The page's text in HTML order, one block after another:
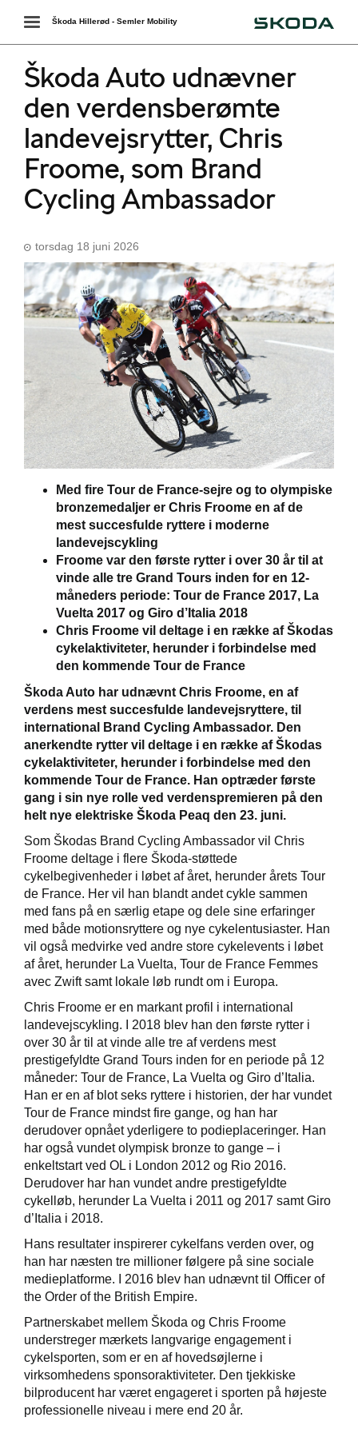
Danmarks
Toggle
navigation
Škoda Hillerød - Semler Mobility
Škoda Auto udnævner
den verdensberømte
landevejsrytter, Chris
Froome, som Brand
Cycling Ambassador
torsdag 18 juni 2026
Med fire Tour de France-sejre og to olympiske
bronzemedaljer er Chris Froome en af de
mest succesfulde ryttere i moderne
landevejscykling
Froome var den første rytter i over 30 år til at
vinde alle tre Grand Tours inden for en 12-
måneders periode: Tour de France 2017, La
Vuelta 2017 og Giro d’Italia 2018
Chris Froome vil deltage i en række af Škodas
cykelaktiviteter, herunder i forbindelse med
den kommende Tour de France
Škoda Auto har udnævnt Chris Froome, en af
verdens mest succesfulde landevejsryttere, til
international Brand Cycling Ambassador. Den
anerkendte rytter vil deltage i en række af Škodas
cykelaktiviteter, herunder i forbindelse med den
kommende Tour de France. Han optræder første
gang i sin nye rolle ved verdenspremieren på den
helt nye elektriske Škoda Peaq den 23. juni.
Som Škodas Brand Cycling Ambassador vil Chris
Froome deltage i flere Škoda-støttede
cykelbegivenheder i løbet af året, herunder årets Tour
de France. Her vil han blandt andet cykle sammen
med fans på en særlig etape og dele sine erfaringer
med både motionsryttere og nye cykelentusiaster. Han
vil også medvirke ved andre store cykelevents i løbet
af året, herunder La Vuelta, Tour de France Femmes
avec Zwift samt lokale løb rundt om i Europa.
Chris Froome er en markant profil i international
landevejscykling. I 2018 blev han den første rytter i
over 30 år til at vinde alle tre af verdens mest
prestigefyldte Grand Tours inden for en periode på 12
måneder: Tour de France, La Vuelta og Giro d’Italia.
Han er en af blot seks ryttere i historien, der har vundet
Tour de France mindst fire gange, og han har
derudover opnået yderligere to podieplaceringer. Han
har også vundet olympisk bronze to gange – i
enkeltstart ved OL i London 2012 og Rio 2016.
Derudover har han vundet andre prestigefyldte
cykelløb, herunder La Vuelta i 2011 og 2017 samt Giro
d’Italia i 2018.
Hans resultater inspirerer cykelfans verden over, og
han har næsten tre millioner følgere på sine sociale
medieplatforme. I 2016 blev han udnævnt til Officer of
the Order of the British Empire.
Partnerskabet mellem Škoda og Chris Froome
understreger mærkets langvarige engagement i
cykelsporten, som er en af hovedsøjlerne i
virksomhedens sponsoraktiviteter. Den tjekkiske
bilproducent har været engageret i sporten på højeste
professionelle niveau i mere end 20 år.